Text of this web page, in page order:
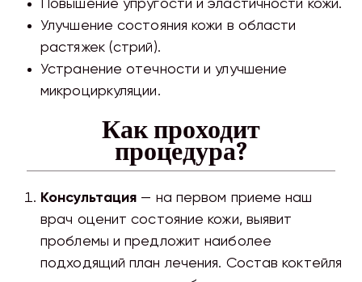
Повышение упругости и эластичности кожи.
Улучшение состояния кожи в области
растяжек (стрий).
Устранение отечности и улучшение
микроциркуляции.
Как проходит
процедура?
Консультация — на первом приеме наш
врач оценит состояние кожи, выявит
проблемы и предложит наиболее
подходящий план лечения. Состав коктейля